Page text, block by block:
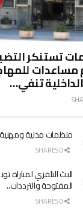
تستنكر
مساعدات
تنفي…
منظمات مدنية
البث التلفزي
المفتوحة والترددات..